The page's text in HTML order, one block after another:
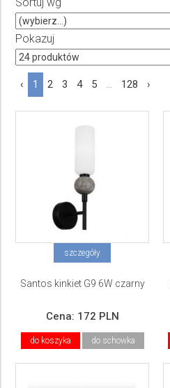
Pokazuj
‹ 1 2 3 4 5 ... 128 ›
szczegóły
Santos kinkiet G9 6W czarny
Cena: 172 PLN
do koszyka do schowka